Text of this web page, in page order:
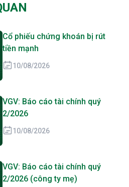
Cổ phiếu chứng khoán bị rút
tiền mạnh
10/08/2026
VGV: Báo cáo tài chính quý
2/2026
10/08/2026
VGV: Báo cáo tài chính quý
2/2026 (công ty mẹ)